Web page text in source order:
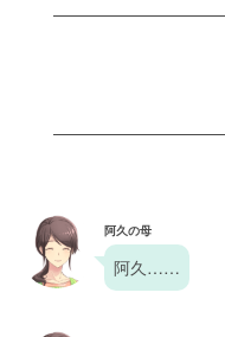
阿久の母
阿久……